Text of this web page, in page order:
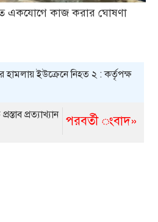
একযোগে কাজ করার ঘোষণা
হামলায় ইউক্রেনে নিহত ২ : কর্তৃপক্ষ
পরবর্তী ংবাদ»
প্রত্যাখ্যান